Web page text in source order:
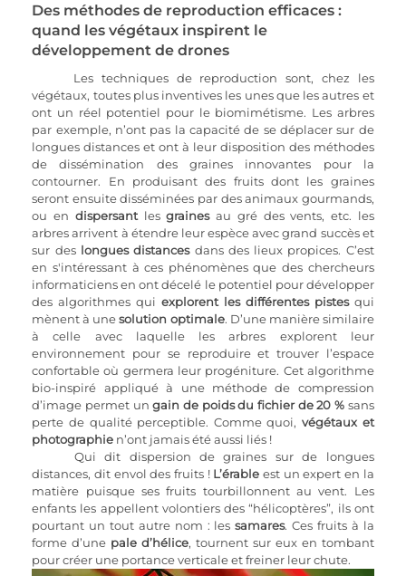
Des méthodes de reproduction efficaces :
quand les végétaux inspirent le
développement de drones
végétaux, toutes plus inventives les unes que les autres et
ont un réel potentiel pour le biomimétisme. Les arbres
par exemple, n’ont pas la capacité de se déplacer sur de
longues distances et ont à leur disposition des méthodes
de dissémination des graines innovantes pour la
contourner. En produisant des fruits dont les graines
seront ensuite disséminées par des animaux gourmands,
ou en dispersant les graines au gré des vents, etc. les
arbres arrivent à étendre leur espèce avec grand succès et
sur des longues distances dans des lieux propices. C’est
en s'intéressant à ces phénomènes que des chercheurs
informaticiens en ont décelé le potentiel pour développer
des algorithmes qui explorent les différentes pistes qui
mènent à une solution optimale. D’une manière similaire
à celle avec laquelle les arbres explorent leur
environnement pour se reproduire et trouver l’espace
confortable où germera leur progéniture. Cet algorithme
bio-inspiré appliqué à une méthode de compression
d’image permet un gain de poids du fichier de 20 % sans
perte de qualité perceptible. Comme quoi, végétaux et
photographie n’ont jamais été aussi liés !
Qui dit dispersion de graines sur de longues
distances, dit envol des fruits ! L’érable est un expert en la
matière puisque ses fruits tourbillonnent au vent. Les
enfants les appellent volontiers des “hélicoptères”, ils ont
pourtant un tout autre nom : les samares. Ces fruits à la
forme d’une pale d’hélice, tournent sur eux en tombant
pour créer une portance verticale et freiner leur chute.